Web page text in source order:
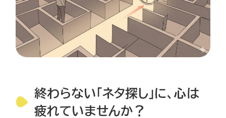
終わらない「ネタ探し」に、心は
疲れていませんか？